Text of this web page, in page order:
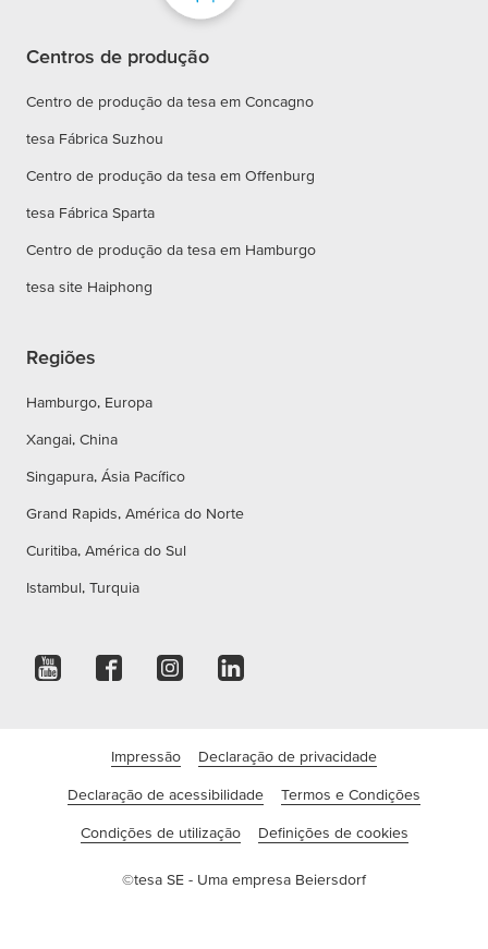
Centros de produção
Centro de produção da tesa em Concagno
tesa Fábrica Suzhou
Centro de produção da tesa em Offenburg
tesa Fábrica Sparta
Centro de produção da tesa em Hamburgo
tesa site Haiphong
Regiões
Hamburgo, Europa
Xangai, China
Singapura, Ásia Pacífico
Grand Rapids, América do Norte
Curitiba, América do Sul
Istambul, Turquia
Impressão Declaração de privacidade
Declaração de acessibilidade Termos e Condições
Condições de utilização Definições de cookies
©tesa SE - Uma empresa Beiersdorf